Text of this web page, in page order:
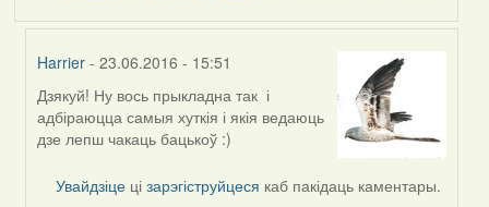
Harrier - 23.06.2016 - 15:51
In
reply
to
Дарья
Дзякуй! Ну вось прыкладна так і
адбіраюцца самыя хуткія і якія ведаюць
дзе лепш чакаць бацькоў :)
Увайдзіце цізарэгіструйцеся каб пакідаць каментары.